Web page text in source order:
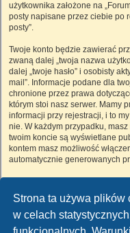
Strona ta używa plików
w celach
użytkownika założone na
posty napisane przez ciebie po
posty”.
Twoje konto będzie zawierać
zwaną dalej „twoja nazwa
dalej „twoje hasło” i osobisty
mail”. Informacje podane dla
chronione przez prawa
którym stoi nasz serwer. Mamy
informacji przy rejestracji, i to
nie. W każdym przypadku,
twoim koncie są wyświetlane
kontem masz możliwość
automatycznie generowanych
Twoje hasło jest
używać tego samego hasła na
umożliwia dostęp do twojego
i w żadnym wypadku nie
„Nie pamiętam hasła”.